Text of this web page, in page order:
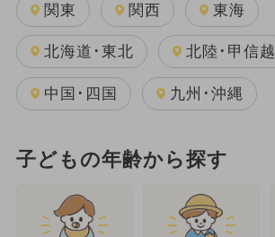
関東 関西 東海
北海道･東北 北陸･甲信越
中国･四国 九州･沖縄
子どもの年齢から探す